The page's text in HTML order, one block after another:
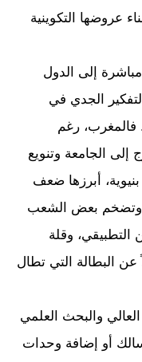
عروضها التكوينية
مباشرة إلى الدول
الجدي في
فالمغرب، رغم
إلى الجامعة وتنويع
أبرزها ضعف
وتضخم بعض الشعب
التطبيقي، وقلة
عن البطالة التي تطال
والبحث العلمي
أو إضافة وحدات